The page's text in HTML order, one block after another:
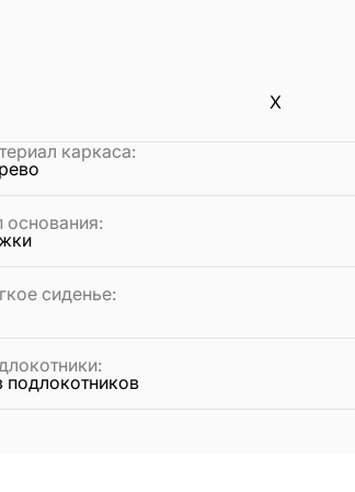
X
каркаса:
основания:
сиденье:
:
подлокотников